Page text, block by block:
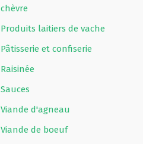
chèvre
Produits laitiers de vache
Pâtisserie et confiserie
Raisinée
Sauces
Viande d'agneau
Viande de boeuf